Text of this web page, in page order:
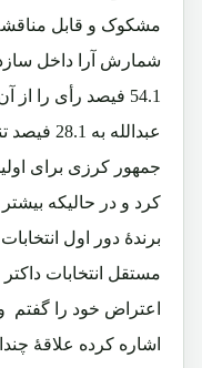
مشکوک و قابل
شمارش آرا داخل
54.1 فیصد رأی را
عبدالله
جمهور کرزی برای
برندۀ دور اول
مستقل انتخابات داکتر
اعتراض خود را
اشاره کرده علاقۀ